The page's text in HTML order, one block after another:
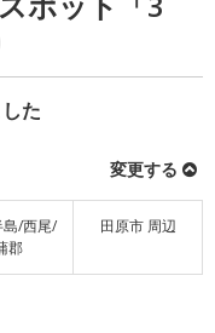
た
変更する
島/西尾/
郡
田原市 周辺